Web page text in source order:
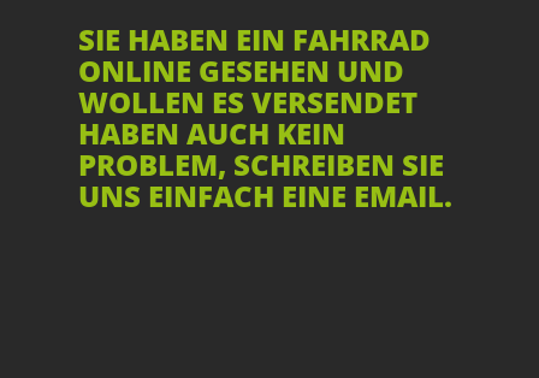
SIE HABEN EIN FAHRRAD
ONLINE GESEHEN UND
WOLLEN ES VERSENDET
HABEN AUCH KEIN
PROBLEM, SCHREIBEN SIE
UNS EINFACH EINE EMAIL.